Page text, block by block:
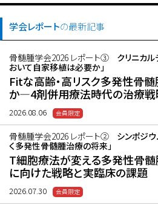
学会レポートの最新記事
骨髄腫学会2026 レポート③
クリニカ
おいて自家移植は必要か」
Fitな高齢・高リスク多発性骨
か―4剤併用療法時代の治療
2026.08.06
骨髄腫学会2026 レポート②
シンポジ
く多発性骨髄腫治療の将来」
T細胞療法が変える多発性骨
に向けた戦略と実臨床の課題
2026.07.30